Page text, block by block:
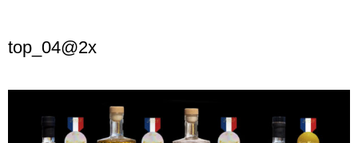
top_04@2x